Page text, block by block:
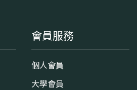
會員服務
個人會員
大學會員